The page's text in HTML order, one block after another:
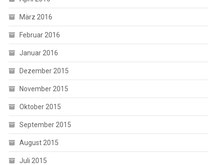
März 2016
Februar 2016
Januar 2016
Dezember 2015
November 2015
Oktober 2015
September 2015
August 2015
Juli 2015